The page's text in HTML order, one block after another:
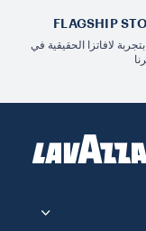
FLAGSHIP
لافاتزا الحقيقية في